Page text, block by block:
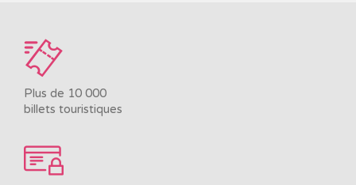
Plus de 10 000
billets touristiques